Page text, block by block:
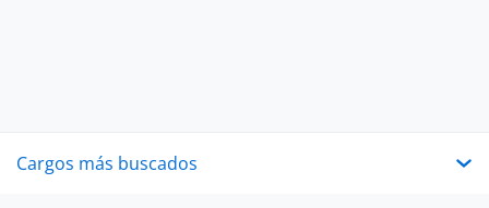
Cargos más buscados